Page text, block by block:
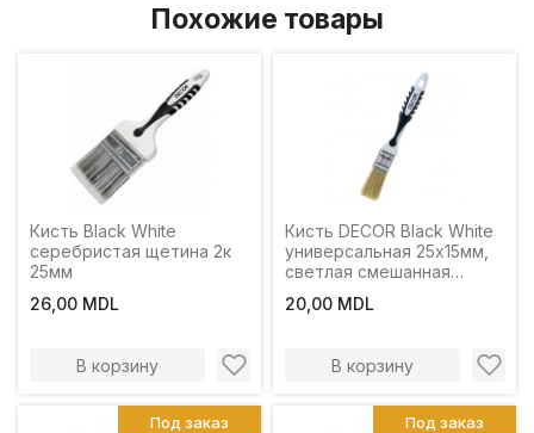
Похожие товары
Кисть Black White
серебристая щетина 2к
25мм
26,00 MDL
В корзину
Кисть DECOR Black White
универсальная 25х15мм,
светлая смешанная
20,00 MDL
В корзину
Под заказ Под заказ